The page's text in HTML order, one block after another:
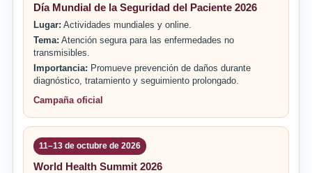
Día Mundial de la Seguridad del Paciente 2026
Lugar: Actividades mundiales y online.
Tema: Atención segura para las enfermedades no
transmisibles.
Importancia: Promueve prevención de daños durante
diagnóstico, tratamiento y seguimiento prolongado.
Campaña oficial
11–13 de octubre de 2026
World Health Summit 2026